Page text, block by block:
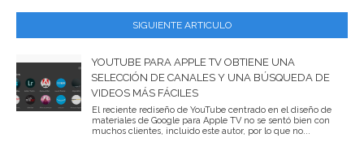
SIGUIENTE ARTICULO
YOUTUBE PARA APPLE TV OBTIENE UNA
SELECCIÓN DE CANALES Y UNA BÚSQUEDA DE
VIDEOS MÁS FÁCILES
El reciente rediseño de YouTube centrado en el diseño de
materiales de Google para Apple TV no se sentó bien con
muchos clientes, incluido este autor, por lo que no...